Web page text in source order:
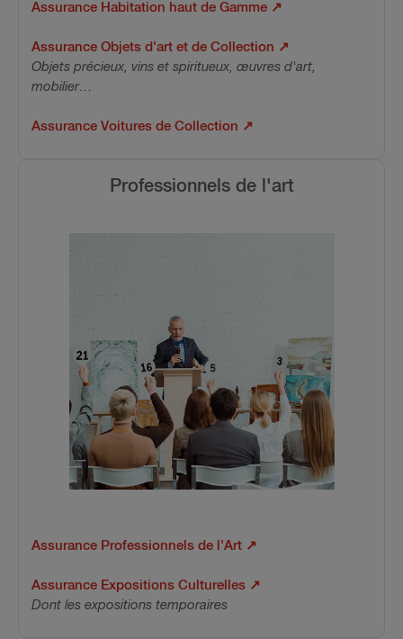
Assurance Habitation haut de Gamme ↗
Assurance Objets d'art et de Collection ↗
Objets précieux, vins et spiritueux, œuvres d'art,
mobilier…
Assurance Voitures de Collection ↗
Professionnels de l'art
Assurance Professionnels de l'Art ↗
Assurance Expositions Culturelles ↗
Dont les expositions temporaires